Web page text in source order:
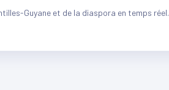
Guyane et de la diaspora en temps réel.